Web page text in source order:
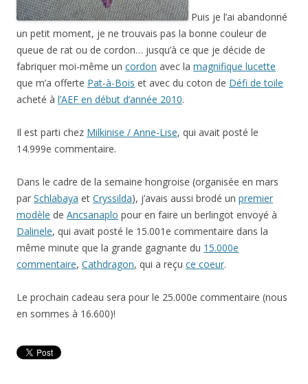
Puis je l’ai abandonné
un petit moment, je ne trouvais pas la bonne couleur de
queue de rat ou de cordon… jusqu’à ce que je décide de
fabriquer moi-même un cordon avec la magnifique lucette
que m’a offerte Pat-à-Bois et avec du coton de Défi de toile
acheté à l’AEF en début d’année 2010.
Il est parti chez Milkinise / Anne-Lise, qui avait posté le
14.999e commentaire.
Dans le cadre de la semaine hongroise (organisée en mars
par Schlabaya et Cryssilda), j’avais aussi brodé un premier
modèle de Ancsanaplo pour en faire un berlingot envoyé à
Dalinele, qui avait posté le 15.001e commentaire dans la
même minute que la grande gagnante du 15.000e
commentaire, Cathdragon, qui a reçu ce coeur.
Le prochain cadeau sera pour le 25.000e commentaire (nous
en sommes à 16.600)!